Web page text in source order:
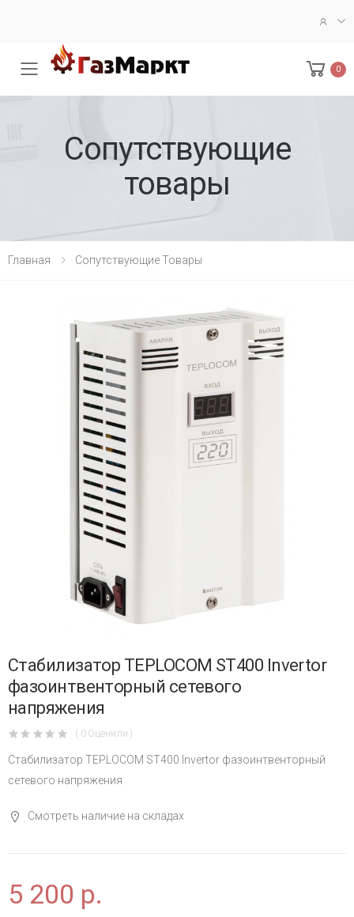
Меню 0
Сопутствующие
товары
Главная Сопутствующие Товары
Стабилизатор TEPLOCOM ST400 Invertor
фазоинтвенторный сетевого
напряжения
( 0 Оценили )
Стабилизатор TEPLOCOM ST400 Invertor фазоинтвенторный
сетевого напряжения
Смотреть наличие на складах
5 200 р.